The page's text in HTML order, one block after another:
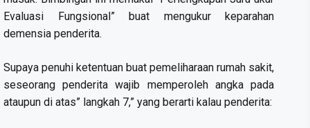
Evaluasi Fungsional” buat mengukur keparahan
demensia penderita.
Supaya penuhi ketentuan buat pemeliharaan rumah sakit,
seseorang penderita wajib memperoleh angka pada
ataupun di atas” langkah 7,” yang berarti kalau penderita: